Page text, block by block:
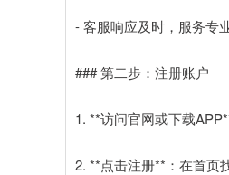
- 客服响应及时，服务专
### 第二步：注册账户
1. **访问官网或下载
2. **点击注册**：在首页